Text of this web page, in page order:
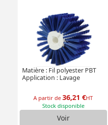
Matière : Fil polyester PBT
Application : Lavage
A partir de36,21 €HT
Stock disponible
Voir